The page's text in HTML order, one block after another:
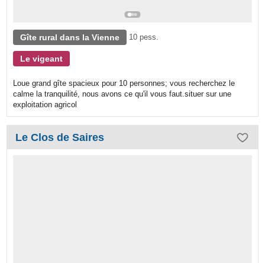
Gîte rural dans la Vienne 10 pess.
Le vigeant
Loue grand gîte spacieux pour 10 personnes; vous recherchez le
calme la tranquilité, nous avons ce qu'il vous faut.situer sur une
exploitation agricol
Le Clos de Saires